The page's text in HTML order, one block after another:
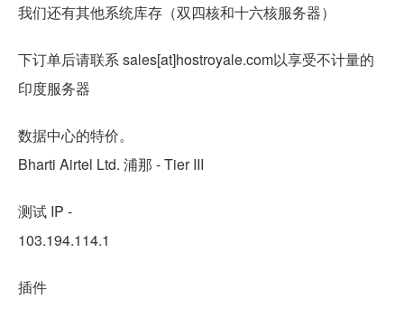
我们还有其他系统库存（双四核和十六核服务器）
下订单后请联系 sales[at]hostroyale.com以享受不计量的
印度服务器
数据中心的特价。
Bharti Airtel Ltd. 浦那 - Tier III
测试 IP -
103.194.114.1
插件